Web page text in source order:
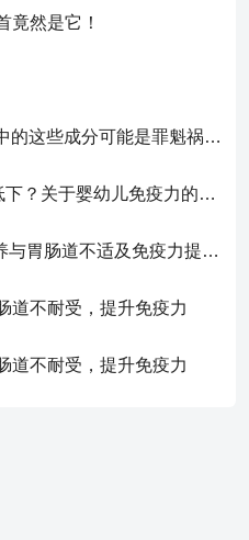
竟然是它！
宝宝胃肠道不适？奶粉中的这些成分可能是罪魁祸首！
宝宝总生病就是免疫力低下？关于婴幼儿免疫力的真相，家长必须了解！
宝宝喂养难题：奶粉喂养与胃肠道不适及免疫力提升的奥秘
道不耐受，提升免疫力
道不耐受，提升免疫力